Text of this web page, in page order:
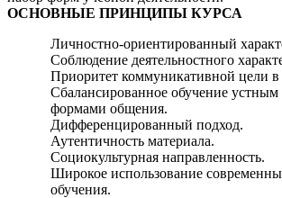
ОСНОВНЫЕ ПРИНЦИПЫ КУРСА
Личностно-ориентированный
Соблюдение деятельностного
Приоритет коммуникативной цели в
Сбалансированное обучение
формами общения.
Дифференцированный подход.
Аутентичность материала.
Социокультурная направленность.
Широкое использование
обучения.